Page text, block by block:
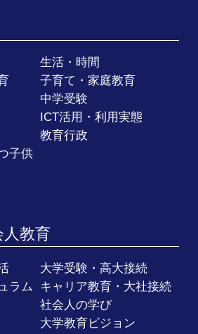
生活・時間
子育て・家庭教育
中学受験
ICT活用・利用実態
教育行政
子供
人教育
大学受験・高大接続
ラム
キャリア教育・大社接続
社会人の学び
大学教育ビジョン